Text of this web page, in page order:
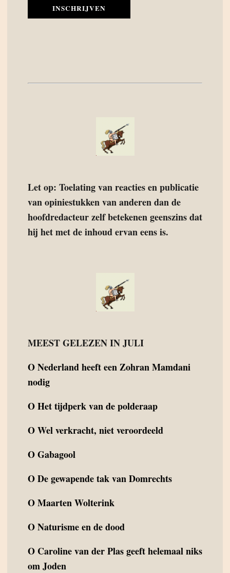
INSCHRIJVEN
Let op: Toelating van reacties en publicatie
van opiniestukken van anderen dan de
hoofdredacteur zelf betekenen geenszins dat
hij het met de inhoud ervan eens is.
MEEST GELEZEN IN JULI
ONederland heeft een Zohran Mamdani
nodig
OHet tijdperk van de polderaap
OWel verkracht, niet veroordeeld
OGabagool
ODe gewapende tak van Domrechts
OMaarten Wolterink
ONaturisme en de dood
O Caroline van der Plas geeft helemaal niks
om Joden